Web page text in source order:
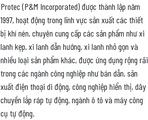
Protec (P&M Incorporated) được thành lập năm
1997, hoạt động trong lĩnh vực sản xuất các thiết
bị khí nén, chuyên cung cấp các sản phẩm như xi
lanh kẹp, xi lanh dẫn hướng, xi lanh nhỏ gọn và
nhiều loại sản phẩm khác, được ứng dụng rộng rãi
trong các ngành công nghiệp như bán dẫn, sản
xuất điện thoại di động, công nghiệp hiển thị, dây
chuyền lắp ráp tự động, ngành ô tô và máy công
cụ tự động.